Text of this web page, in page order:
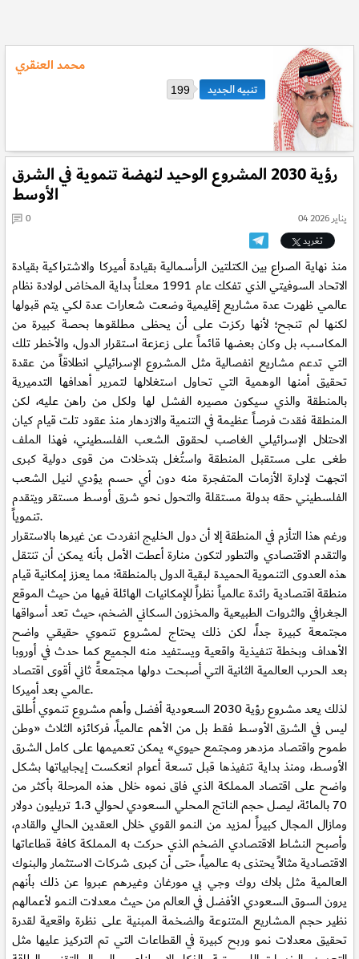
محمد العنقري
199
رؤية 2030 المشروع الوحيد لنهضة تنموية في الشرق
الأوسط
04 يناير 2026
0
تغريد
منذ نهاية الصراع بين الكتلتين الرأسمالية بقيادة أميركا والاشتراكية بقيادة
الاتحاد السوفيتي الذي تفكك عام 1991 معلناً بداية المخاض لولادة نظام
عالمي ظهرت عدة مشاريع إقليمية وضعت شعارات عدة لكي يتم قبولها
لكنها لم تنجح؛ لأنها ركزت على أن يحظى مطلقوها بحصة كبيرة من
المكاسب، بل وكان بعضها قائماً على زعزعة استقرار الدول، والأخطر تلك
التي تدعم مشاريع انفصالية مثل المشروع الإسرائيلي انطلاقاً من عقدة
تحقيق أمنها الوهمية التي تحاول استغلالها لتمرير أهدافها التدميرية
بالمنطقة والذي سيكون مصيره الفشل لها ولكل من راهن عليه، لكن
المنطقة فقدت فرصاً عظيمة في التنمية والازدهار منذ عقود تلت قيام كيان
الاحتلال الإسرائيلي الغاصب لحقوق الشعب الفلسطيني، فهذا الملف
طغى على مستقبل المنطقة واستُغل بتدخلات من قوى دولية كبرى
اتجهت لإدارة الأزمات المتفجرة منه دون أي حسم يؤدي لنيل الشعب
الفلسطيني حقه بدولة مستقلة والتحول نحو شرق أوسط مستقر ويتقدم
تنموياً.
ورغم هذا التأزم في المنطقة إلا أن دول الخليج انفردت عن غيرها بالاستقرار
والتقدم الاقتصادي والتطور لتكون منارة أعطت الأمل بأنه يمكن أن تنتقل
هذه العدوى التنموية الحميدة لبقية الدول بالمنطقة؛ مما يعزز إمكانية قيام
منطقة اقتصادية رائدة عالمياً نظراً للإمكانيات الهائلة فيها من حيث الموقع
الجغرافي والثروات الطبيعية والمخزون السكاني الضخم، حيث تعد أسواقها
مجتمعة كبيرة جداً، لكن ذلك يحتاج لمشروع تنموي حقيقي واضح
الأهداف وبخطة تنفيذية واقعية ويستفيد منه الجميع كما حدث في أوروبا
بعد الحرب العالمية الثانية التي أصبحت دولها مجتمعةً ثاني أقوى اقتصاد
عالمي بعد أميركا.
لذلك يعد مشروع رؤية 2030 السعودية أفضل وأهم مشروع تنموي أُطلق
ليس في الشرق الأوسط فقط بل من الأهم عالمياً، فركائزه الثلاث «وطن
طموح واقتصاد مزدهر ومجتمع حيوي» يمكن تعميمها على كامل الشرق
الأوسط، ومنذ بداية تنفيذها قبل تسعة أعوام انعكست إيجابياتها بشكل
واضح على اقتصاد المملكة الذي فاق نموه خلال هذه المرحلة بأكثر من
70 بالمائة، ليصل حجم الناتج المحلي السعودي لحوالي 1،3 تريليون دولار
ومازال المجال كبيراً لمزيد من النمو القوي خلال العقدين الحالي والقادم،
وأصبح النشاط الاقتصادي الضخم الذي حركت به المملكة كافة قطاعاتها
الاقتصادية مثالاً يحتذى به عالمياً، حتى أن كبرى شركات الاستثمار والبنوك
العالمية مثل بلاك روك وجي بي مورغان وغيرهم عبروا عن ذلك بأنهم
يرون السوق السعودي الأفضل في العالم من حيث معدلات النمو لأعمالهم
نظير حجم المشاريع المتنوعة والضخمة المبنية على نظرة واقعية لقدرة
تحقيق معدلات نمو وربح كبيرة في القطاعات التي تم التركيز عليها مثل